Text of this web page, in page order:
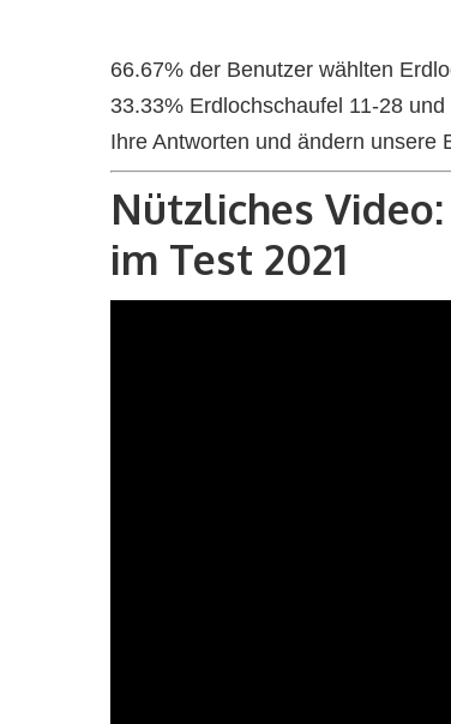
66.67% der Benutzer wählten
33.33% Erdlochschaufel 11-28
Ihre Antworten und ändern unsere
Nützliches
im Test 2021